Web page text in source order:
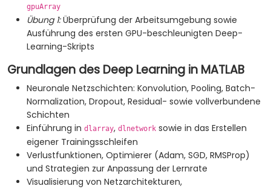
gpuArray
Übung 1:Überprüfung der Arbeitsumgebung sowie
Ausführung des ersten GPU-beschleunigten Deep-
Learning-Skripts
Grundlagen des Deep Learning in MATLAB
Neuronale Netzschichten: Konvolution, Pooling, Batch-
Normalization, Dropout, Residual- sowie vollverbundene
Schichten
Einführung in dlarray, dlnetwork sowie in das Erstellen
eigener Trainingsschleifen
Verlustfunktionen, Optimierer (Adam, SGD, RMSProp)
und Strategien zur Anpassung der Lernrate
Visualisierung von Netzarchitekturen,